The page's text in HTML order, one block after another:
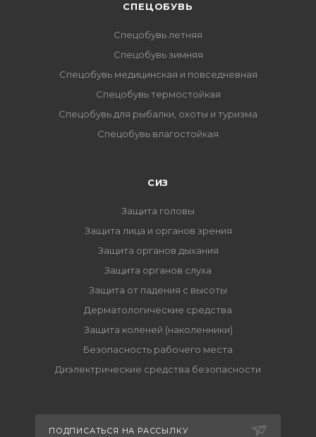
CПЕЦОБУВЬ
Спецобувь летняя
Спецобувь зимняя
Спецобувь медицинская и повседневная
Спецобувь термостойкая
Спецобувь для рыбалки, охоты и туризма
Спецобувь влагостойкая
СИЗ
Защита головы
Защита лица и органов зрения
Защита органов дыхания
Защита органов слуха
Защита от падения с высоты
Дерматологические средства
Защита коленей (наколенники)
Безопасность рабочего места
Диэлектрические средства безопасности
ПОДПИСАТЬСЯ НА РАССЫЛКУ